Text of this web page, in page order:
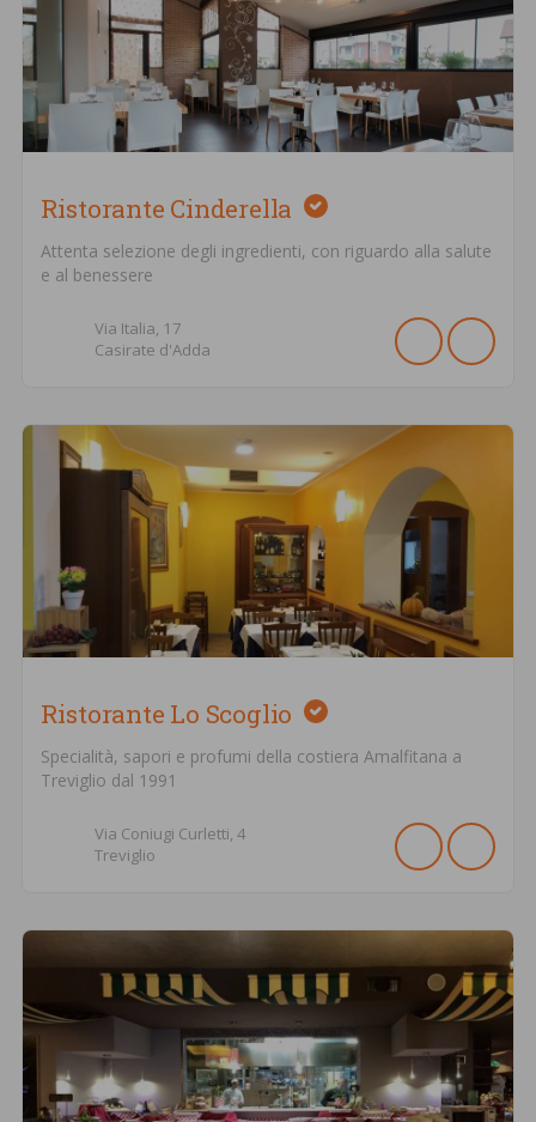
Ristorante Cinderella
Attenta selezione degli ingredienti, con riguardo alla salute
e al benessere
Via Italia, 17
Casirate d'Adda
Ristorante Lo Scoglio
Specialità, sapori e profumi della costiera Amalfitana a
Treviglio dal 1991
Via Coniugi Curletti, 4
Treviglio